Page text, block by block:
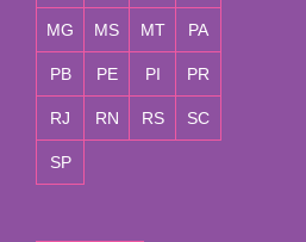
MG MS MT PA
PB PE PI PR
RJ RN RS SC
SP